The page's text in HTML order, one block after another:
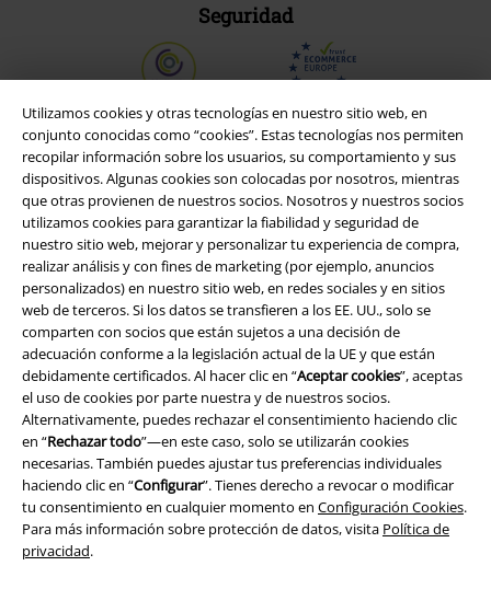
Utilizamos cookies y otras tecnologías en nuestro sitio web, en
conjunto conocidas como “cookies”. Estas tecnologías nos permiten
recopilar información sobre los usuarios, su comportamiento y sus
dispositivos. Algunas cookies son colocadas por nosotros, mientras
que otras provienen de nuestros socios. Nosotros y nuestros socios
utilizamos cookies para garantizar la fiabilidad y seguridad de
nuestro sitio web, mejorar y personalizar tu experiencia de compra,
realizar análisis y con fines de marketing (por ejemplo, anuncios
personalizados) en nuestro sitio web, en redes sociales y en sitios
web de terceros. Si los datos se transfieren a los EE. UU., solo se
comparten con socios que están sujetos a una decisión de
adecuación conforme a la legislación actual de la UE y que están
debidamente certificados. Al hacer clic en “Aceptar cookies”, aceptas
el uso de cookies por parte nuestra y de nuestros socios.
Alternativamente, puedes rechazar el consentimiento haciendo clic
en “Rechazar todo”—en este caso, solo se utilizarán cookies
necesarias. También puedes ajustar tus preferencias individuales
haciendo clic en “Configurar”. Tienes derecho a revocar o modificar
tu consentimiento en cualquier momento en Configuración Cookies.
Para más información sobre protección de datos, visita Política de
privacidad.
Seguridad
Legal
Términos y Condiciones
Aviso Legal
Ley protección de datos
Eliminación de residuos y protección del medioambiente